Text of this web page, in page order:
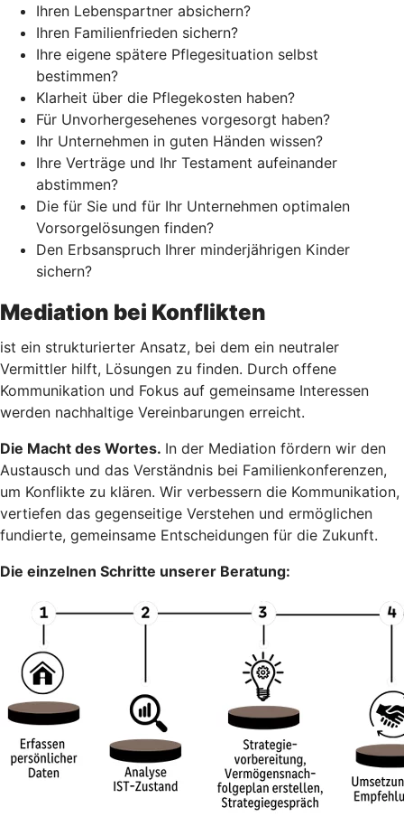
Ihren Lebenspartner absichern?
Ihren Familienfrieden sichern?
Ihre eigene spätere Pflegesituation selbst
bestimmen?
Klarheit über die Pflegekosten haben?
Für Unvorhergesehenes vorgesorgt haben?
Ihr Unternehmen in guten Händen wissen?
Ihre Verträge und Ihr Testament aufeinander
abstimmen?
Die für Sie und für Ihr Unternehmen optimalen
Vorsorgelösungen finden?
Den Erbsanspruch Ihrer minderjährigen Kinder
sichern?
Mediation bei Konflikten
ist ein strukturierter Ansatz, bei dem ein neutraler
Vermittler hilft, Lösungen zu finden. Durch offene
Kommunikation und Fokus auf gemeinsame Interessen
werden nachhaltige Vereinbarungen erreicht.
Die Macht des Wortes. In der Mediation fördern wir den
Austausch und das Verständnis bei Familienkonferenzen,
um Konflikte zu klären. Wir verbessern die Kommunikation,
vertiefen das gegenseitige Verstehen und ermöglichen
fundierte, gemeinsame Entscheidungen für die Zukunft.
Die einzelnen Schritte unserer Beratung: